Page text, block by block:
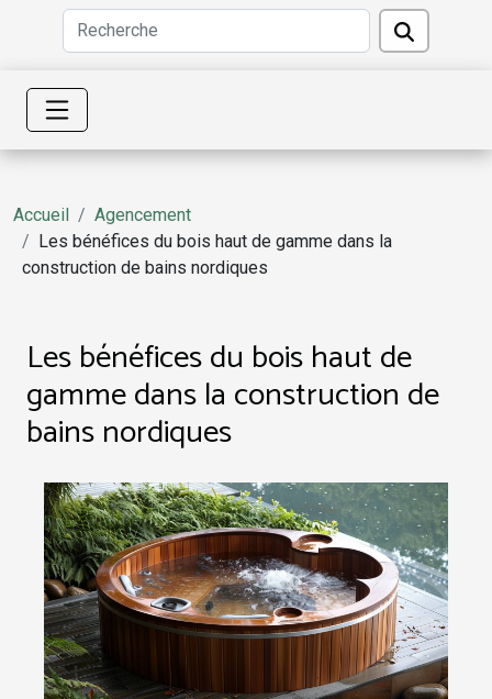
Accueil
Agencement
Les bénéfices du bois haut de gamme dans la
construction de bains nordiques
Les bénéfices du bois haut de
gamme dans la construction de
bains nordiques